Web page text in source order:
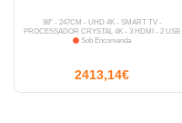
98" - 247CM - UHD 4K - SMART TV -
PROCESSADOR CRYSTAL 4K - 3 HDMI - 2 USB
Sob Encomenda
2413,14€